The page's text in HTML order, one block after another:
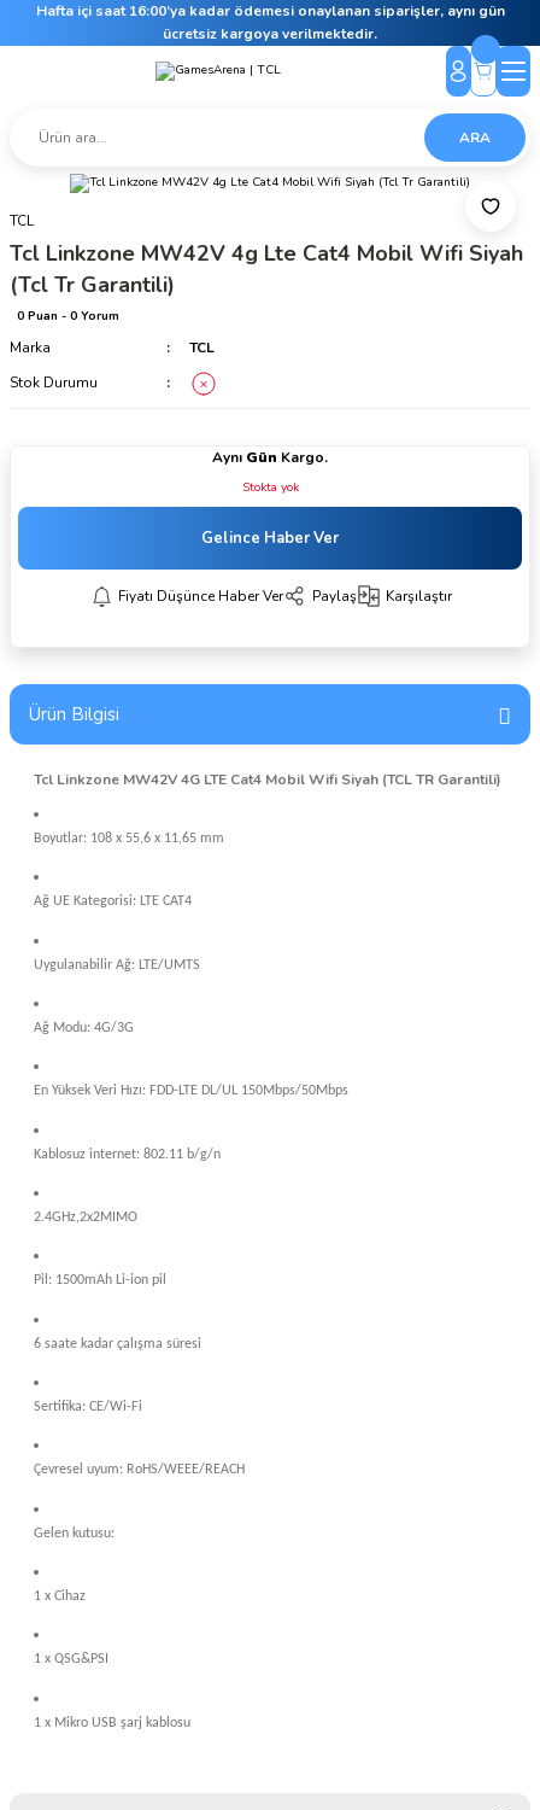
Hafta içi saat 16:00’ya kadar ödemesi onaylanan siparişler, aynı gün
ücretsiz kargoya verilmektedir.
ARA
TCL
Tcl Linkzone MW42V 4g Lte Cat4 Mobil Wifi Siyah
(Tcl Tr Garantili)
0 Puan - 0 Yorum
Marka
TCL
Stok Durumu
Aynı Gün Kargo.
Stokta yok
Gelince Haber Ver
Fiyatı Düşünce Haber Ver Paylaş Karşılaştır
Ürün Bilgisi
Tcl Linkzone MW42V 4G LTE Cat4 Mobil Wifi Siyah (TCL TR Garantili)
Boyutlar: 108 x 55,6 x 11,65 mm
Ağ UE Kategorisi: LTE CAT4
Uygulanabilir Ağ: LTE/UMTS
Ağ Modu: 4G/3G
En Yüksek Veri Hızı: FDD-LTE DL/UL 150Mbps/50Mbps​
Kablosuz internet: 802.11 b/g/n
2.4GHz,2x2MIMO
Pil: 1500mAh Li-ion pil
6 saate kadar çalışma süresi
Sertifika: CE/Wi-Fi
Çevresel uyum: RoHS/WEEE/REACH
Gelen kutusu:
1 x Cihaz
1 x QSG&PSI
1 x Mikro USB şarj kablosu